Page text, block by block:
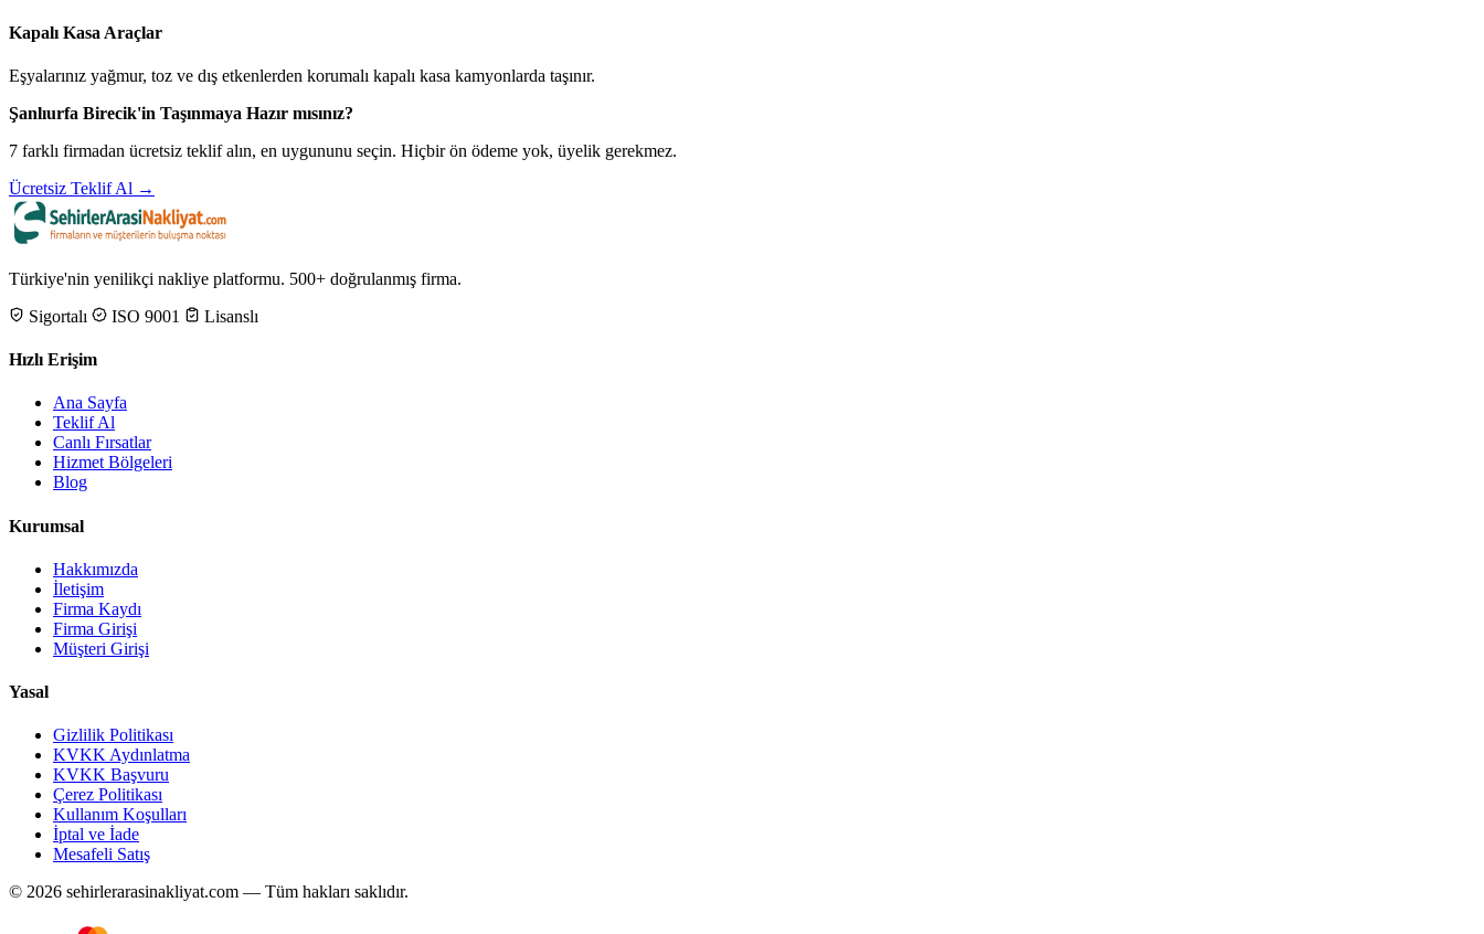
Kapalı Kasa Araçlar
Eşyalarınız yağmur, toz ve dış etkenlerden korumalı kapalı kasa kamyonlarda taşınır.
Şanlıurfa Birecik'in Taşınmaya Hazır mısınız?
7 farklı firmadan ücretsiz teklif alın, en uygununu seçin. Hiçbir ön ödeme yok, üyelik gerekmez.
Ücretsiz Teklif Al →
Türkiye'nin yenilikçi nakliye platformu. 500+ doğrulanmış firma.
Sigortalı
ISO 9001 Lisanslı
Hızlı Erişim
Ana Sayfa
Teklif Al
Canlı Fırsatlar
Hizmet Bölgeleri
Blog
Kurumsal
Hakkımızda
İletişim
Firma Kaydı
Firma Girişi
Müşteri Girişi
Yasal
Gizlilik Politikası
KVKK Aydınlatma
KVKK Başvuru
Çerez Politikası
Kullanım Koşulları
İptal ve İade
Mesafeli Satış
© 2026 sehirlerarasinakliyat.com — Tüm hakları saklıdır.